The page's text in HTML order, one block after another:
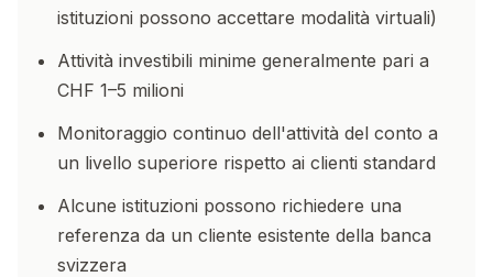
istituzioni possono accettare modalità virtuali)
Attività investibili minime generalmente pari a
CHF 1–5 milioni
Monitoraggio continuo dell'attività del conto a
un livello superiore rispetto ai clienti standard
Alcune istituzioni possono richiedere una
referenza da un cliente esistente della banca
svizzera